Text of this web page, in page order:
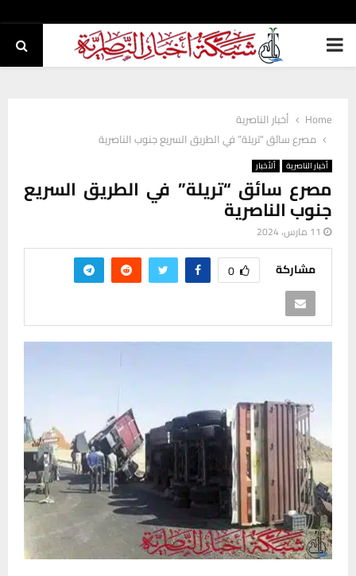
PRIMARY
Home
أخبار الناصرية
مصرع سائق “تريلة” في الطريق السريع جنوب الناصرية
أخبار الناصرية ألأخبار
مصرع سائق “تريلة” في الطريق السريع
جنوب الناصرية
11 مارس، 2024
مشاركة 0